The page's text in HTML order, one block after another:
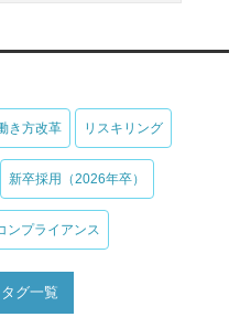
き方改革 リスキリング
新卒採用（2026年卒）
ンプライアンス
グ一覧